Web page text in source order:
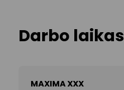
Darbo laikas
MAXIMA XXX